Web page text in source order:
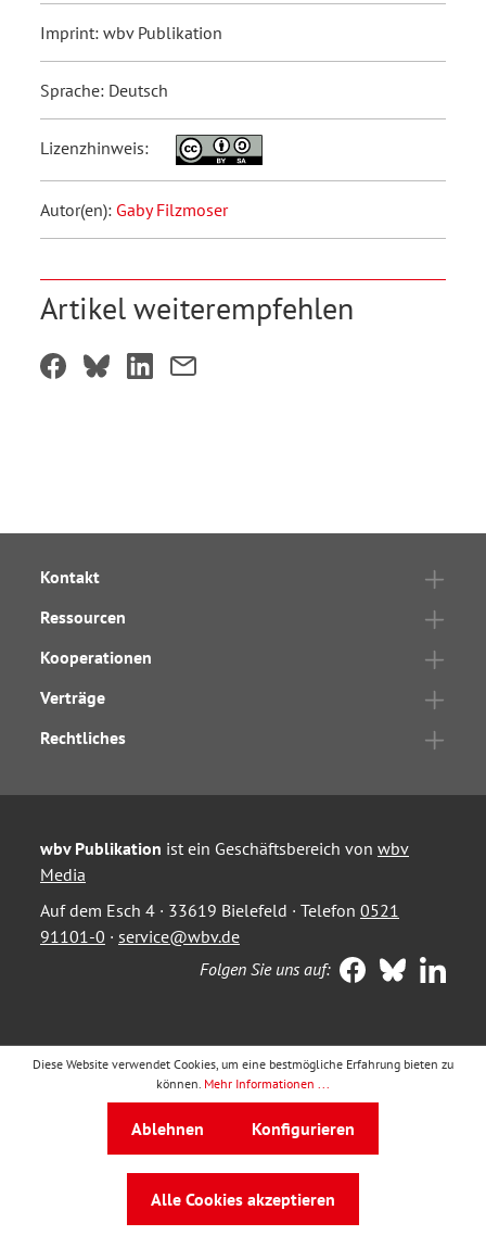
Imprint: wbv Publikation
Sprache: Deutsch
Lizenzhinweis:
Autor(en): Gaby Filzmoser
Artikel weiterempfehlen
Kontakt
Ressourcen
Kooperationen
Verträge
Rechtliches
wbv Publikation ist ein Geschäftsbereich von wbv
Media
Auf dem Esch 4 · 33619 Bielefeld · Telefon 0521
91101-0 · service@wbv.de
Folgen Sie uns auf:
Diese Website verwendet Cookies, um eine bestmögliche Erfahrung bieten zu
können. Mehr Informationen ...
Ablehnen Konfigurieren
Alle Cookies akzeptieren